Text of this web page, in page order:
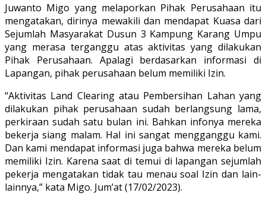
Juwanto Migo yang melaporkan Pihak Perusahaan itu
mengatakan, dirinya mewakili dan mendapat Kuasa dari
Sejumlah Masyarakat Dusun 3 Kampung Karang Umpu
yang merasa terganggu atas aktivitas yang dilakukan
Pihak Perusahaan. Apalagi berdasarkan informasi di
Lapangan, pihak perusahaan belum memiliki Izin.
“Aktivitas Land Clearing atau Pembersihan Lahan yang
dilakukan pihak perusahaan sudah berlangsung lama,
perkiraan sudah satu bulan ini. Bahkan infonya mereka
bekerja siang malam. Hal ini sangat mengganggu kami.
Dan kami mendapat informasi juga bahwa mereka belum
memiliki Izin. Karena saat di temui di lapangan sejumlah
pekerja mengatakan tidak tau menau soal Izin dan lain-
lainnya,” kata Migo. Jum’at (17/02/2023).